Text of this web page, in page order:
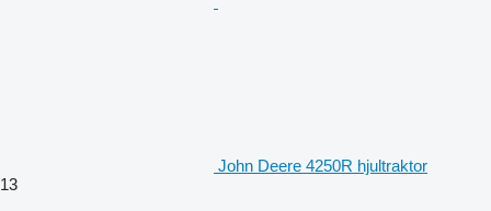
John Deere 4250R hjultraktor
13